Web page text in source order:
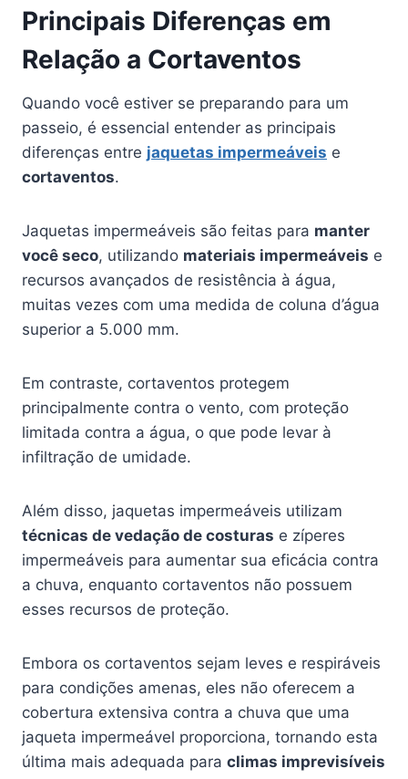
Principais Diferenças em
Relação a Cortaventos
Quando você estiver se preparando para um
passeio, é essencial entender as principais
diferenças entre jaquetas impermeáveis e
cortaventos.
Jaquetas impermeáveis são feitas para manter
você seco, utilizando materiais impermeáveis e
recursos avançados de resistência à água,
muitas vezes com uma medida de coluna d’água
superior a 5.000 mm.
Em contraste, cortaventos protegem
principalmente contra o vento, com proteção
limitada contra a água, o que pode levar à
infiltração de umidade.
Além disso, jaquetas impermeáveis utilizam
técnicas de vedação de costuras e zíperes
impermeáveis para aumentar sua eficácia contra
a chuva, enquanto cortaventos não possuem
esses recursos de proteção.
Embora os cortaventos sejam leves e respiráveis
para condições amenas, eles não oferecem a
cobertura extensiva contra a chuva que uma
jaqueta impermeável proporciona, tornando esta
última mais adequada para climas imprevisíveis